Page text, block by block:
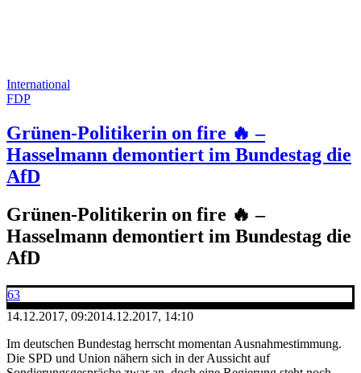
International
FDP
Grünen-Politikerin on fire 🔥 –
Hasselmann demontiert im Bundestag die
AfD
Grünen-Politikerin on fire 🔥 –
Hasselmann demontiert im Bundestag die
AfD
63
14.12.2017, 09:2014.12.2017, 14:10
Im deutschen Bundestag herrscht momentan Ausnahmestimmung.
Die SPD und Union nähern sich in der Aussicht auf